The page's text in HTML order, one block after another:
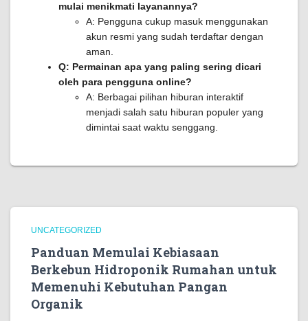
mulai menikmati layanannya?
A: Pengguna cukup masuk menggunakan
akun resmi yang sudah terdaftar dengan
aman.
Q: Permainan apa yang paling sering dicari
oleh para pengguna online?
A: Berbagai pilihan hiburan interaktif
menjadi salah satu hiburan populer yang
dimintai saat waktu senggang.
UNCATEGORIZED
Panduan Memulai Kebiasaan
Berkebun Hidroponik Rumahan untuk
Memenuhi Kebutuhan Pangan
Organik